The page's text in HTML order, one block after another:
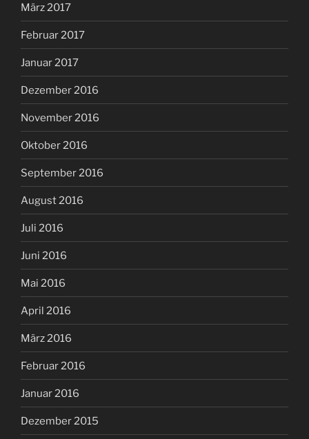
März 2017
Februar 2017
Januar 2017
Dezember 2016
November 2016
Oktober 2016
September 2016
August 2016
Juli 2016
Juni 2016
Mai 2016
April 2016
März 2016
Februar 2016
Januar 2016
Dezember 2015